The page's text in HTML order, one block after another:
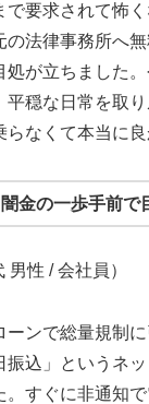
で要求されて怖
の法律事務所へ
処が立ちました
平穏な日常を取
なくて本当に良
金の一歩手前で
男性 / 会社員）
ーンで総量規制
振込」というネ
。すぐに非通知